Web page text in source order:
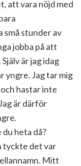
att vara nöjd med
små stunder av
jobba på att
är jag idag
yngre. Jag tar mig
hastar inte
är därför
du heta då?
tyckte det var
Mitt